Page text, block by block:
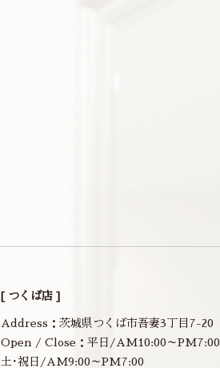
[ つくば店 ]
Address：茨城県つくば市吾妻3丁目7-20
Open / Close：平日/AM10:00～PM7:00
土･祝日/AM9:00～PM7:00